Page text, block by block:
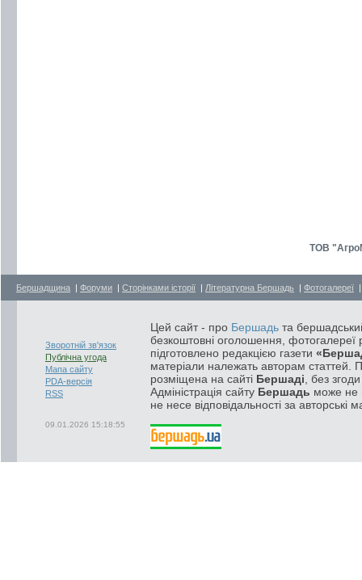
ТОВ
Бершадщина | Форуми | Сторінками історії | Літературна Бершадь | Фотогалереї
Зворотній зв'язок
Публічна угода
Мапа сайту
PDA-версія
RSS
09.01.2026 15:18:55
Цей сайт - про Бершадь та
безкоштовні оголошення, фотогалереї
підготовлено редакцією газети
матеріали належать авторам статтей.
розміщена на сайті Бершаді , без
Адміністрація сайту Бершадь може не
не несе відповідальності за авторські